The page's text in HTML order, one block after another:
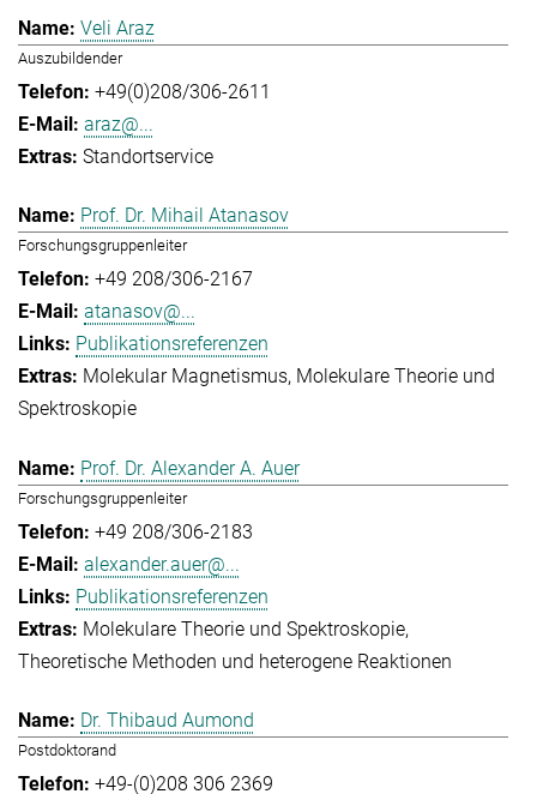
Veli Araz
Auszubildender
+49(0)208/306-2611
araz@...
Standortservice
Prof. Dr. Mihail Atanasov
Forschungsgruppenleiter
+49 208/306-2167
atanasov@...
Publikationsreferenzen
Molekular Magnetismus Molekulare Theorie und
Spektroskopie
Prof. Dr. Alexander A. Auer
Forschungsgruppenleiter
+49 208/306-2183
alexander.auer@...
Publikationsreferenzen
Molekulare Theorie und Spektroskopie
Theoretische Methoden und heterogene Reaktionen
Dr. Thibaud Aumond
Postdoktorand
+49-(0)208 306 2369